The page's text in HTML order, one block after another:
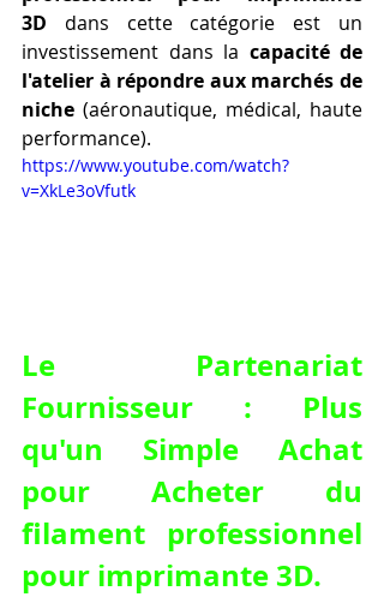
3D dans cette catégorie est un
investissement dans la capacité de
l'atelier à répondre aux marchés de
niche (aéronautique, médical, haute
performance).
https://www.youtube.com/watch?
v=XkLe3oVfutk
Le Partenariat
Fournisseur : Plus
qu'un Simple Achat
pour Acheter du
filament professionnel
pour imprimante 3D.